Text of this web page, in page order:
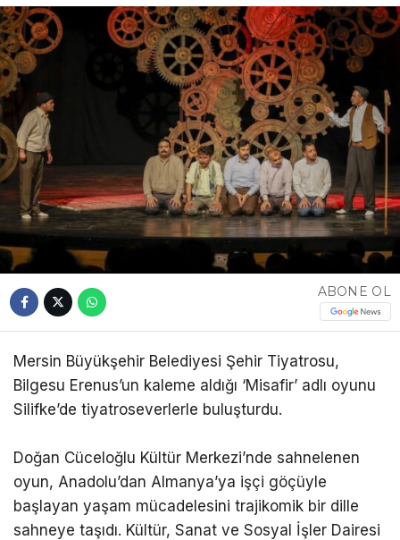
ABONE OL
Mersin Büyükşehir Belediyesi Şehir Tiyatrosu,
Bilgesu Erenus’un kaleme aldığı ‘Misafir’ adlı oyunu
Silifke’de tiyatroseverlerle buluşturdu.
Doğan Cüceloğlu Kültür Merkezi’nde sahnelenen
oyun, Anadolu’dan Almanya’ya işçi göçüyle
başlayan yaşam mücadelesini trajikomik bir dille
sahneye taşıdı. Kültür, Sanat ve Sosyal İşler Dairesi